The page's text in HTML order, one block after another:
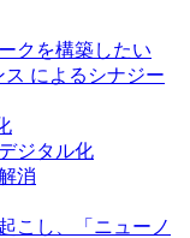
クを構築したい
によるシナジー
ジタル化
消
こし、「ニューノ